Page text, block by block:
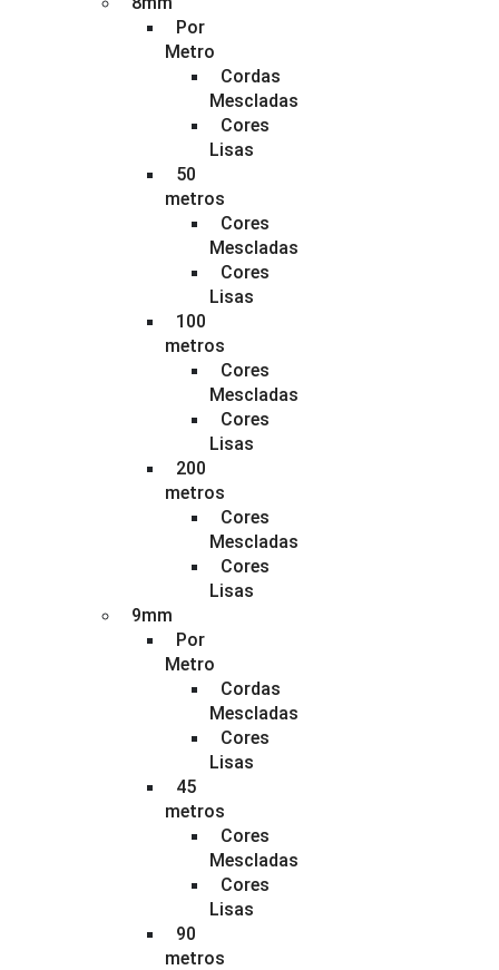
Por
Metro
Cordas
Mescladas
Cores
Lisas
50
metros
Cores
Mescladas
Cores
Lisas
100
metros
Cores
Mescladas
Cores
Lisas
200
metros
Cores
Mescladas
Cores
Lisas
9mm
Por
Metro
Cordas
Mescladas
Cores
Lisas
45
metros
Cores
Mescladas
Cores
Lisas
90
metros